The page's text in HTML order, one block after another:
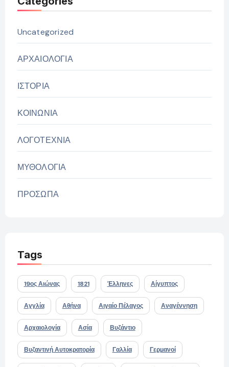
Uncategorized
ΑΡΧΑΙΟΛΟΓΙΑ
ΙΣΤΟΡΙΑ
ΚΟΙΝΩΝΙΑ
ΛΟΓΟΤΕΧΝΙΑ
ΜΥΘΟΛΟΓΙΑ
ΠΡΟΣΩΠΑ
Tags
19ος Αιώνας 1821 Έλληνες Αίγυπτος
Αγγλία Αθήνα Αιγαίο Πέλαγος Αναγέννηση
Αρχαιολογία Ασία Βυζάντιο
Βυζαντινή Αυτοκρατορία Γαλλία Γερμανοί